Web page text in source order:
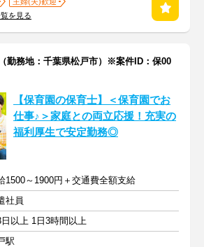
を見る
勤務地：千葉県松戸市）※案件ID：保00
【保育園の保育士】＜保育園でお
仕事♪＞家庭との両立応援！充実の
福利厚生で安定勤務◎
1500～1900円＋交通費全額支給
社員
以上 1日3時間以上
駅